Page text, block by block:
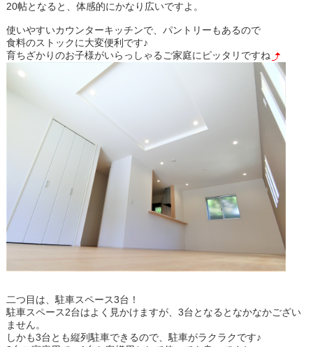
20帖となると、体感的にかなり広いですよ。
使いやすいカウンターキッチンで、パントリーもあるので
食料のストックに大変便利です♪
育ちざかりのお子様がいらっしゃるご家庭にピッタリですね
二つ目は、駐車スペース3台！
駐車スペース2台はよく見かけますが、3台となるとなかなかござい
ません。
しかも3台とも縦列駐車できるので、駐車がラクラクです♪